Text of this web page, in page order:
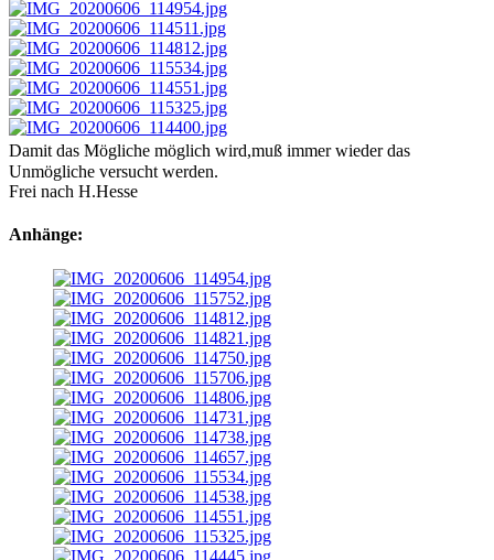
Damit das Mögliche möglich wird,muß immer wieder das
Unmögliche versucht werden.
Frei nach H.Hesse
Anhänge: